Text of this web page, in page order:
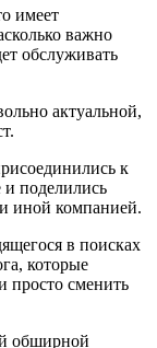
имеет
важно
обслуживать
актуальной,
к
поделились
иной компанией.
в поисках
которые
просто сменить
обширной